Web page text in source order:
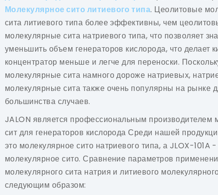
Молекулярное сито литиевого типа. Цеолитовые
сита литиевого типа более эффективны, чем
молекулярные сита натриевого типа, что позволяет
уменьшить объем генераторов кислорода, что делает
концентратор меньше и легче для переноски.
молекулярные сита намного дороже натриевых,
молекулярные сита также очень популярны на рынке
большинства случаев.
JALON является профессиональным производителем
сит для генераторов кислорода Среди нашей
это молекулярное сито натриевого типа, а JLOX-101A
молекулярное сито. Сравнение параметров
молекулярного сита натрия и литиевого
следующим образом: